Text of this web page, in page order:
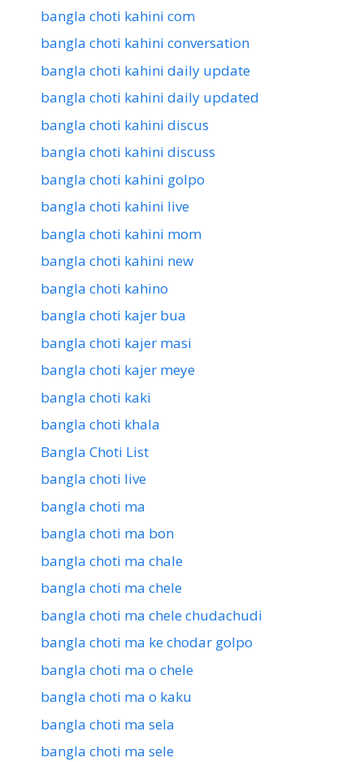
bangla choti kahini com
bangla choti kahini conversation
bangla choti kahini daily update
bangla choti kahini daily updated
bangla choti kahini discus
bangla choti kahini discuss
bangla choti kahini golpo
bangla choti kahini live
bangla choti kahini mom
bangla choti kahini new
bangla choti kahino
bangla choti kajer bua
bangla choti kajer masi
bangla choti kajer meye
bangla choti kaki
bangla choti khala
Bangla Choti List
bangla choti live
bangla choti ma
bangla choti ma bon
bangla choti ma chale
bangla choti ma chele
bangla choti ma chele chudachudi
bangla choti ma ke chodar golpo
bangla choti ma o chele
bangla choti ma o kaku
bangla choti ma sela
bangla choti ma sele